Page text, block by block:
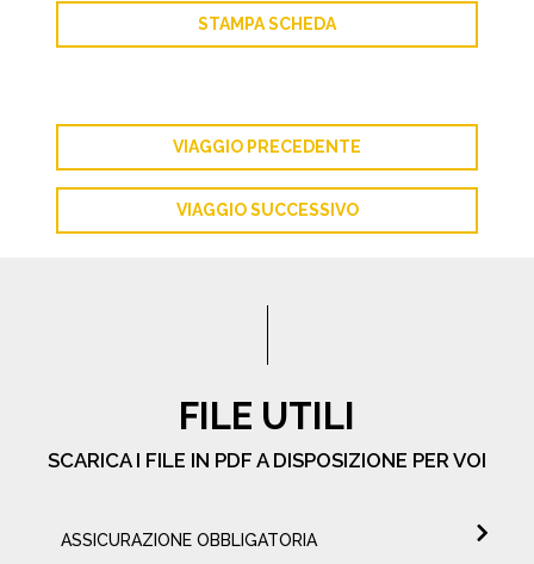
STAMPA SCHEDA
VIAGGIO PRECEDENTE
VIAGGIO SUCCESSIVO
FILE UTILI
SCARICA I FILE IN PDF A DISPOSIZIONE PER VOI
ASSICURAZIONE OBBLIGATORIA